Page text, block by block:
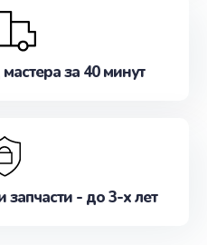
за 40 минут
запчасти - до 3-х лет